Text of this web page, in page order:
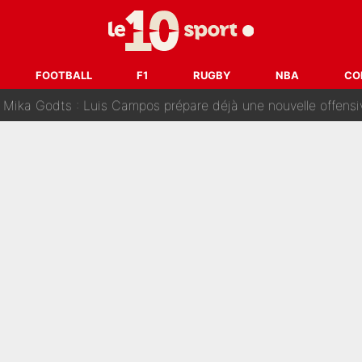
FOOTBALL F1 RUGBY NBA
: Sa femme vend la mèche sur les réseaux sociaux pour
un problème pour lui» : Vinicius Jr bientôt sacrifié par le
Godts : Luis Campos prépare déjà une nouvelle